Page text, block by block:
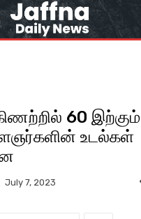
60 இற்கும்
உடல்கள்
July 7, 2023